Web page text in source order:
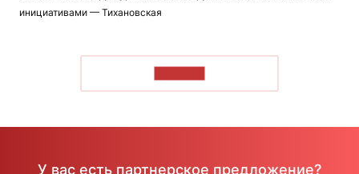
инициативами — Тихановская
У вас есть партнерское предложение?